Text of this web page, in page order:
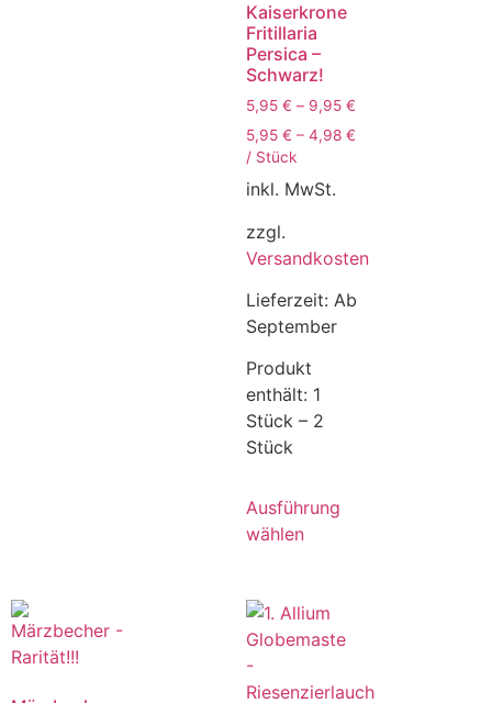
Kaiserkrone
Fritillaria
Persica –
Schwarz!
5,95 € – 9,95 €
5,95 € – 4,98 €
/ Stück
inkl. MwSt.
zzgl.
Versandkosten
Lieferzeit: Ab
September
Produkt
enthält: 1
Stück – 2
Stück
Ausführung
wählen